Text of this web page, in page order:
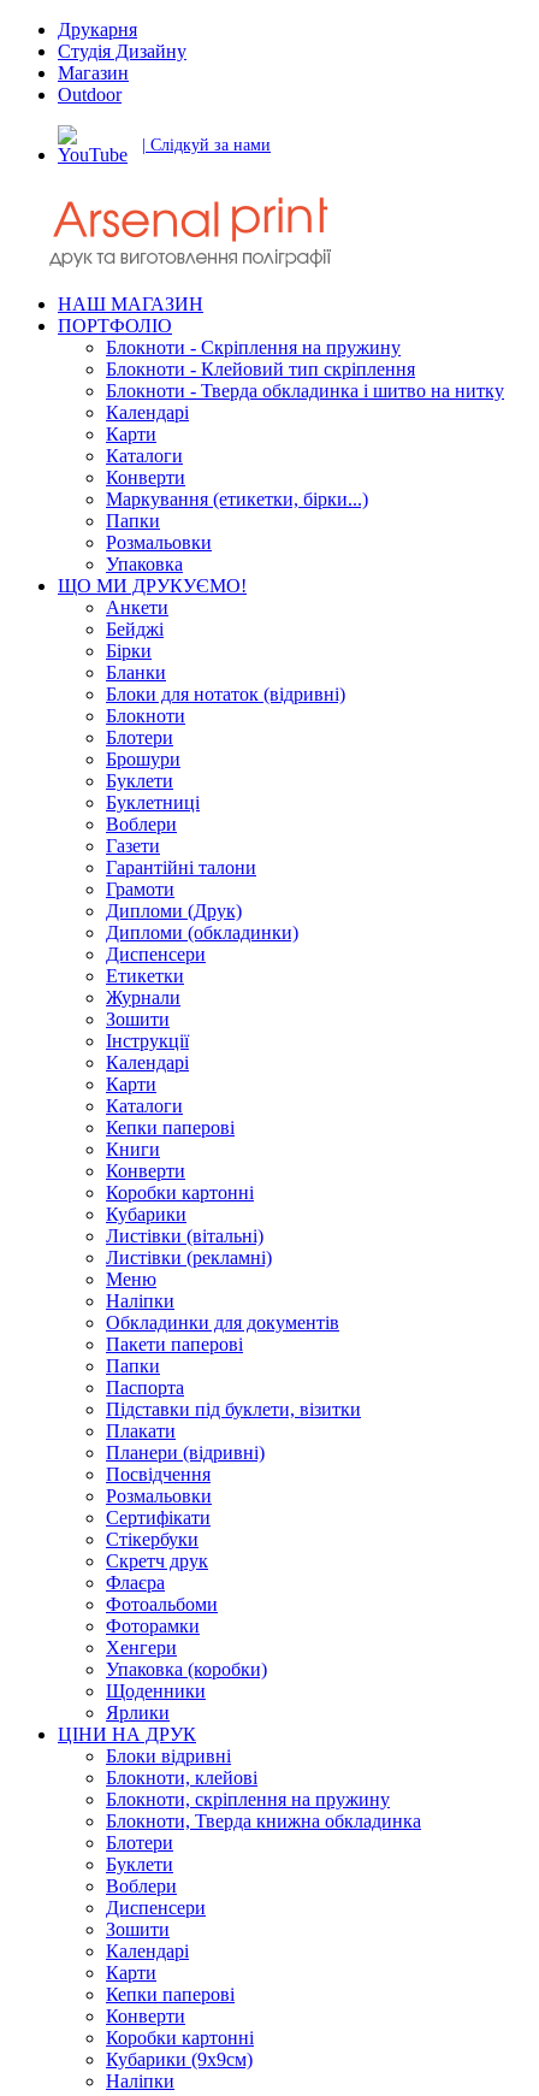
Друкарня
Студія Дизайну
Магазин
Outdoor
| Слідкуй за нами
НАШ МАГАЗИН
ПОРТФОЛІО
Блокноти - Скріплення на пружину
Блокноти - Клейовий тип скріплення
Блокноти - Тверда обкладинка і шитво на нитку
Календарі
Карти
Каталоги
Конверти
Маркування (етикетки, бірки...)
Папки
Розмальовки
Упаковка
ЩО МИ ДРУКУЄМО!
Анкети
Бейджі
Бірки
Бланки
Блоки для нотаток (відривні)
Блокноти
Блотери
Брошури
Буклети
Буклетниці
Воблери
Газети
Гарантійні талони
Грамоти
Дипломи (Друк)
Дипломи (обкладинки)
Диспенсери
Етикетки
Журнали
Зошити
Інструкції
Календарі
Карти
Каталоги
Кепки паперові
Книги
Конверти
Коробки картонні
Кубарики
Листівки (вітальні)
Листівки (рекламні)
Меню
Наліпки
Обкладинки для документів
Пакети паперові
Папки
Паспорта
Підставки під буклети, візитки
Плакати
Планери (відривні)
Посвідчення
Розмальовки
Сертифікати
Стікербуки
Скретч друк
Флаєра
Фотоальбоми
Фоторамки
Хенгери
Упаковка (коробки)
Щоденники
Ярлики
ЦІНИ НА ДРУК
Блоки відривні
Блокноти, клейові
Блокноти, скріплення на пружину
Блокноти, Тверда книжна обкладинка
Блотери
Буклети
Воблери
Диспенсери
Зошити
Календарі
Карти
Кепки паперові
Конверти
Коробки картонні
Кубарики (9х9см)
Наліпки